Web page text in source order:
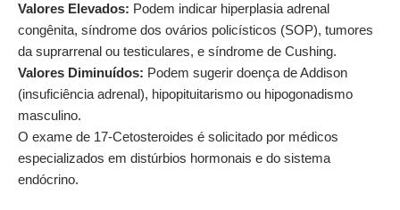
Valores Elevados: Podem indicar hiperplasia adrenal
congênita, síndrome dos ovários policísticos (SOP), tumores
da suprarrenal ou testiculares, e síndrome de Cushing.
Valores Diminuídos: Podem sugerir doença de Addison
(insuficiência adrenal), hipopituitarismo ou hipogonadismo
masculino.
O exame de 17-Cetosteroides é solicitado por médicos
especializados em distúrbios hormonais e do sistema
endócrino.